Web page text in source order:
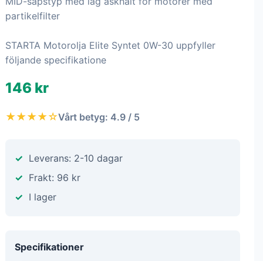
partikelfilter
STARTA Motorolja Elite Syntet 0W-30 uppfyller
följande specifikatione
146 kr
★★★★☆Vårt betyg: 4.9 / 5
Leverans: 2-10 dagar
Frakt: 96 kr
I lager
Specifikationer